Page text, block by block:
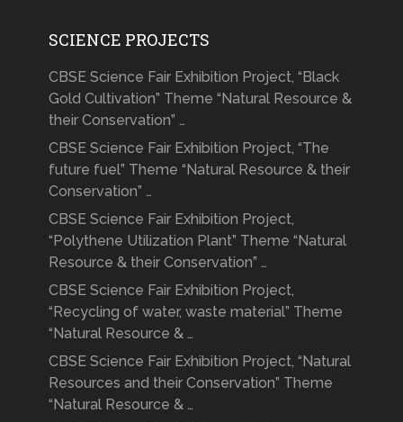
SCIENCE PROJECTS
CBSE Science Fair Exhibition Project, “Black
Gold Cultivation” Theme “Natural Resource &
their Conservation” …
CBSE Science Fair Exhibition Project, “The
future fuel” Theme “Natural Resource & their
Conservation” …
CBSE Science Fair Exhibition Project,
“Polythene Utilization Plant” Theme “Natural
Resource & their Conservation” …
CBSE Science Fair Exhibition Project,
“Recycling of water, waste material” Theme
“Natural Resource & …
CBSE Science Fair Exhibition Project, “Natural
Resources and their Conservation” Theme
“Natural Resource & …